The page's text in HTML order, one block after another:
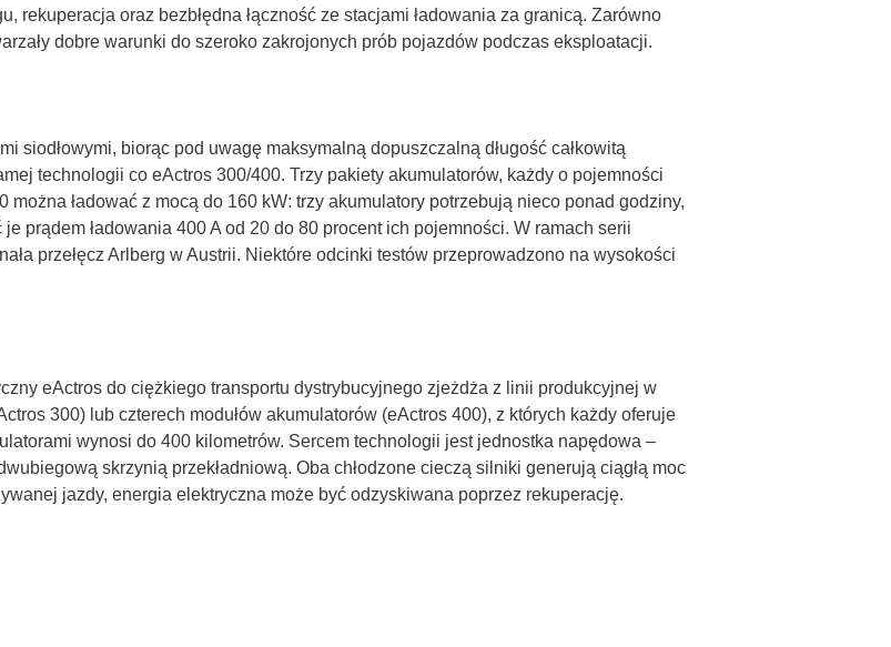
oraz bezbłędna łączność ze stacjami ładowania za granicą. Zarówno
dobre warunki do szeroko zakrojonych prób pojazdów podczas eksploatacji.
biorąc pod uwagę maksymalną dopuszczalną długość całkowitą
technologii co eActros 300/400. Trzy pakiety akumulatorów, każdy o pojemności
ładować z mocą do 160 kW: trzy akumulatory potrzebują nieco ponad godziny,
prądem ładowania 400 A od 20 do 80 procent ich pojemności. W ramach serii
przełęcz Arlberg w Austrii. Niektóre odcinki testów przeprowadzono na wysokości
eActros do ciężkiego transportu dystrybucyjnego zjeżdża z linii produkcyjnej w
300) lub czterech modułów akumulatorów (eActros 400), z których każdy oferuje
wynosi do 400 kilometrów. Sercem technologii jest jednostka napędowa –
skrzynią przekładniową. Oba chłodzone cieczą silniki generują ciągłą moc
jazdy, energia elektryczna może być odzyskiwana poprzez rekuperację.